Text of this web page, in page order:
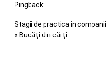
Pingback:
Stagii de practica in
« Bucăţi din cărţi